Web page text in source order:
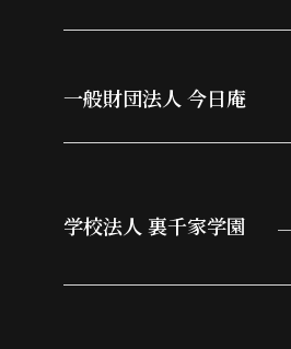
一般財団法人 今日庵
学校法人 裏千家学園